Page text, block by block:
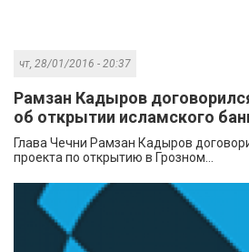
чт, 28/01/2016 - 20:37
Рамзан Кадыров
об открытии исламского
Глава Чечни Рамзан Кадыров
проекта по открытию в Грозном...